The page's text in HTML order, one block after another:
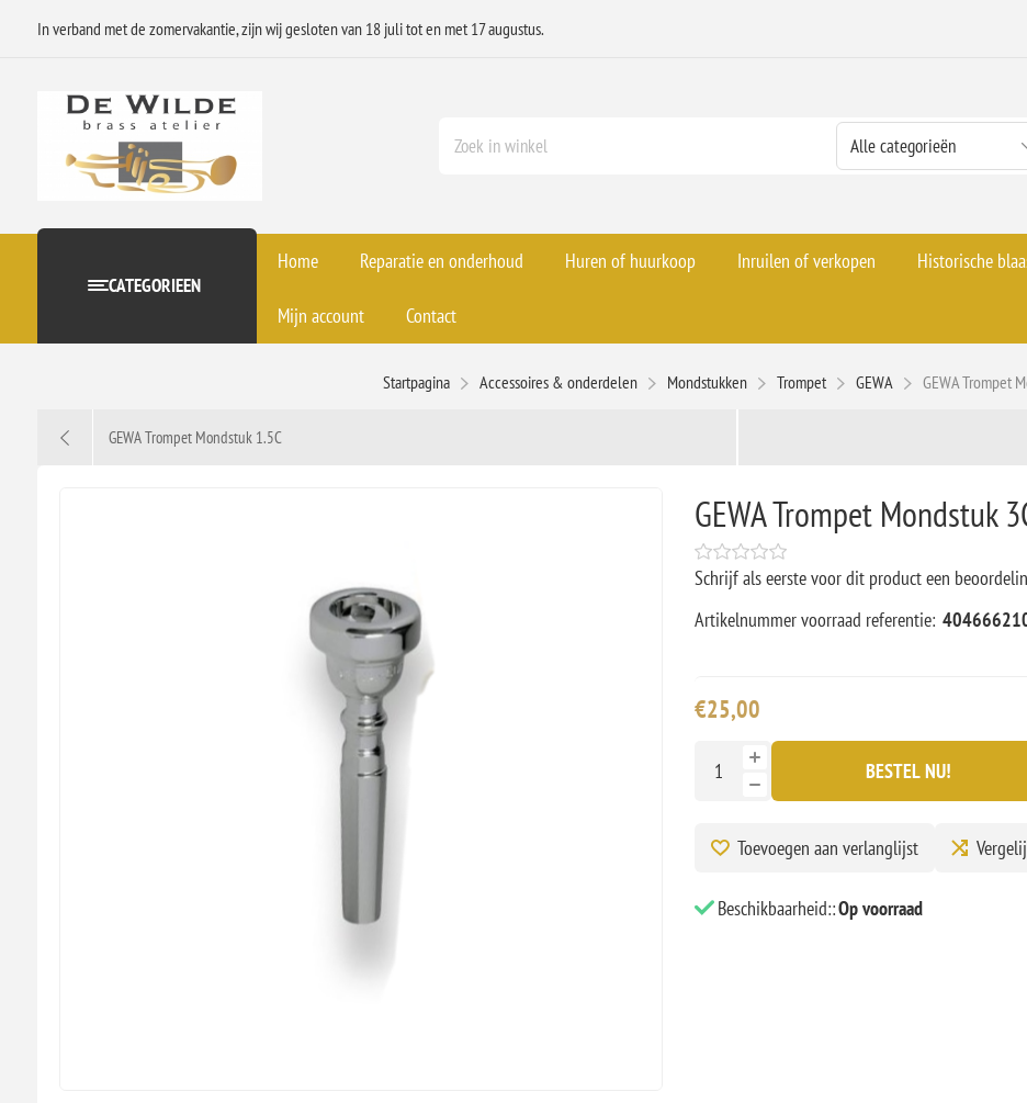
In verband met de zomervakantie, zijn wij gesloten van 18 juli tot en met 17 augustus.
CATEGORIEEN
Home Reparatie en onderhoud Huren of huurkoop Inruilen of verkopen Historische
Mijn account Contact
Startpagina Accessoires & onderdelen Mondstukken Trompet GEWA GEWA Trompet
GEWA Trompet Mondstuk 1.5C
GEWA Trompet Mondstuk
Schrijf als eerste voor dit product een
Artikelnummer voorraad referentie:
€25,00
BESTEL NU!
Toevoegen aan verlanglijst
Beschikbaarheid::Op voorraad